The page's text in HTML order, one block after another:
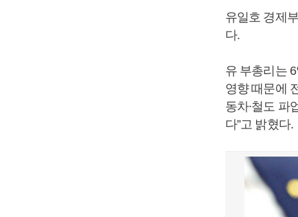
유일호 경제
다.
유 부총리는
영향 때문에
동차∙철도 파
다”고 밝혔다.